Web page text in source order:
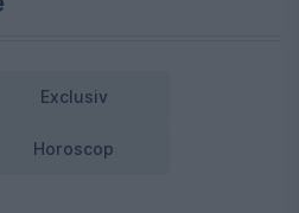
Exclusiv
Horoscop